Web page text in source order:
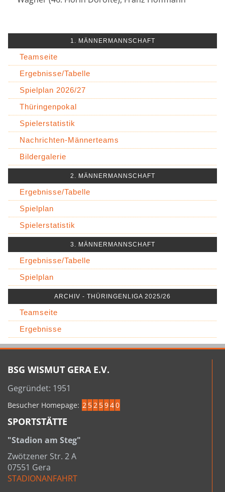
1. MÄNNERMANNSCHAFT
Teamseite
Ergebnisse/Tabelle
Spielplan 2026/27
Thüringenpokal
Spielerstatistik
Nachrichten-Männerteams
Bildergalerie
2. MÄNNERMANNSCHAFT
Ergebnisse/Tabelle
Spielplan
Spielerstatistik
3. MÄNNERMANNSCHAFT
Ergebnisse/Tabelle
Spielplan
ARCHIV - THÜRINGENLIGA 2025/26
Teamseite
Ergebnisse
BSG WISMUT GERA E.V.
Gegründet: 1951
Besucher Homepage: 2 52 5940
SPORTSTÄTTE
"Stadion am Steg"
Zwötzener Str. 2 A
07551 Gera
STADIONANFAHRT